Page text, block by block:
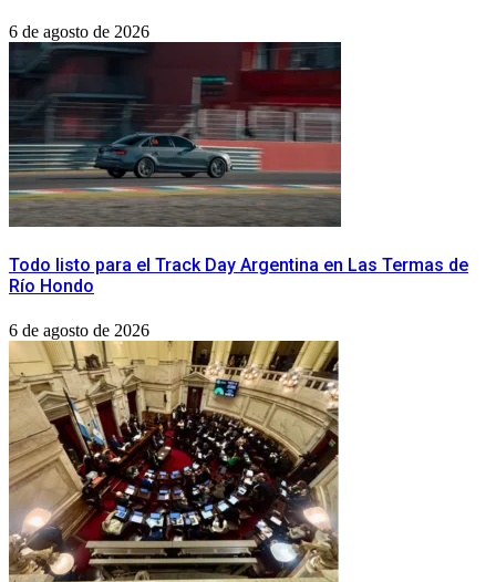
6 de agosto de 2026
Todo listo para el Track Day Argentina en Las Termas de
Río Hondo
6 de agosto de 2026